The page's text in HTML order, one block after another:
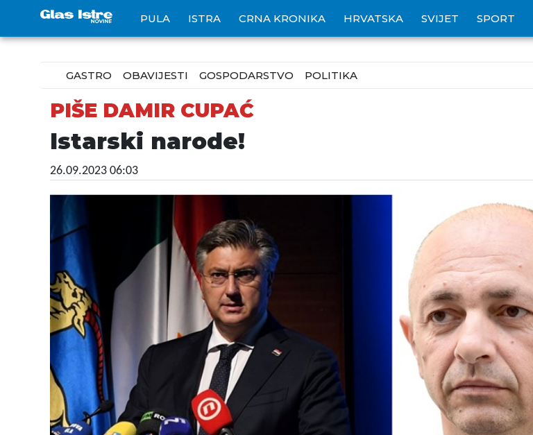
PULA ISTRA CRNA KRONIKA HRVATSKA SVIJET SPORT
GASTRO OBAVIJESTI GOSPODARSTVO POLITIKA
PIŠE DAMIR CUPAĆ
Istarski narode!
26.09.2023 06:03